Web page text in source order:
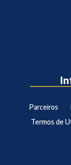
Parceiros
Termos de